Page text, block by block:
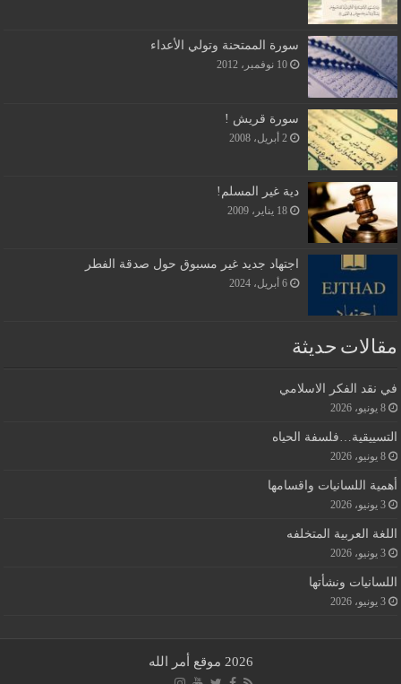
سورة الممتحنة وتولي الأعداء
10 نوفمبر، 2012
سورة قريش !
2 أبريل، 2008
دية غير المسلم!
18 يناير، 2009
اجتهاد جديد غير مسبوق حول صدقة الفطر
6 أبريل، 2024
مقالات حديثة
في نقد الفكر الاسلامي
8 يونيو، 2026
التسييقية…فلسفة الحياه
8 يونيو، 2026
أهمية اللسانيات واقسامها
3 يونيو، 2026
اللغة العربية المتخلفه
3 يونيو، 2026
اللسانيات ونشأتها
3 يونيو، 2026
2026 موقع أمر الله